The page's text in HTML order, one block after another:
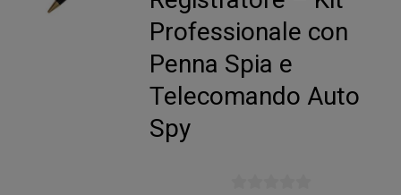
Professionale con
Penna Spia e
Telecomando Auto
Spy